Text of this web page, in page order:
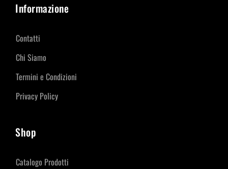
Informazione
Contatti
Chi Siamo
Termini e Condizioni
Privacy Policy
Shop
Catalogo Prodotti